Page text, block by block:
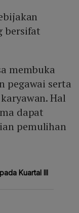
bersifat
membuka
pegawai serta
Hal
dapat
pemulihan